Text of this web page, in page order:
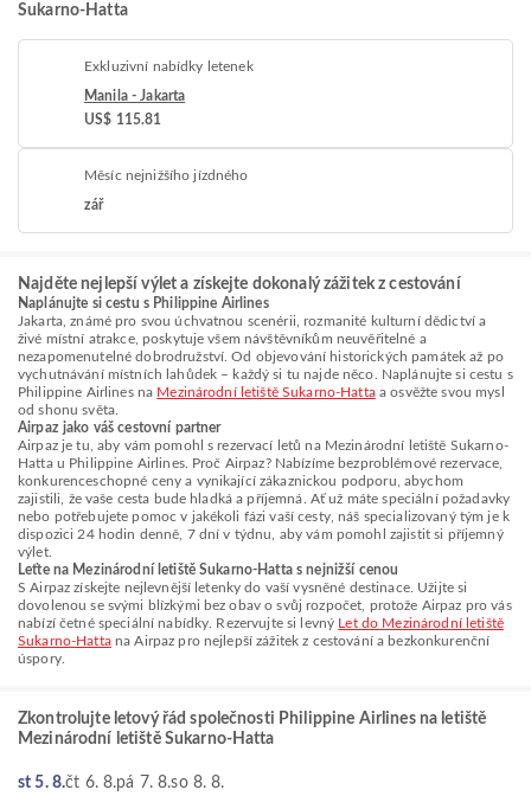
Sukarno-Hatta
Exkluzivní nabídky letenek
Manila - Jakarta
US$ 115.81
Měsíc nejnižšího jízdného
zář
Najděte nejlepší výlet a získejte dokonalý zážitek z cestování
Naplánujte si cestu s Philippine Airlines
Jakarta, známé pro svou úchvatnou scenérii, rozmanité kulturní dědictví a
živé místní atrakce, poskytuje všem návštěvníkům neuvěřitelné a
nezapomenutelné dobrodružství. Od objevování historických památek až po
vychutnávání místních lahůdek – každý si tu najde něco. Naplánujte si cestu s
Philippine Airlines na Mezinárodní letiště Sukarno-Hattaa osvěžte svou mysl
od shonu světa.
Airpaz jako váš cestovní partner
Airpaz je tu, aby vám pomohl s rezervací letů na Mezinárodní letiště Sukarno-
Hatta u Philippine Airlines. Proč Airpaz? Nabízíme bezproblémové rezervace,
konkurenceschopné ceny a vynikající zákaznickou podporu, abychom
zajistili, že vaše cesta bude hladká a příjemná. Ať už máte speciální požadavky
nebo potřebujete pomoc v jakékoli fázi vaší cesty, náš specializovaný tým je k
dispozici 24 hodin denně, 7 dní v týdnu, aby vám pomohl zajistit si příjemný
výlet.
Leťte na Mezinárodní letiště Sukarno-Hatta s nejnižší cenou
S Airpaz získejte nejlevnější letenky do vaší vysněné destinace. Užijte si
dovolenou se svými blízkými bez obav o svůj rozpočet, protože Airpaz pro vás
nabízí četné speciální nabídky. Rezervujte si levný Let do Mezinárodní letiště
Sukarno-Hattana Airpaz pro nejlepší zážitek z cestování a bezkonkurenční
úspory.
Zkontrolujte letový řád společnosti Philippine Airlines na letiště
Mezinárodní letiště Sukarno-Hatta
st 5. 8.čt 6. 8.pá 7. 8.so 8. 8.